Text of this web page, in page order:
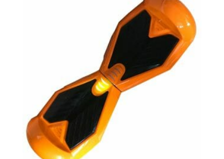
306.78 €
(600.00
лв.).
лв.).